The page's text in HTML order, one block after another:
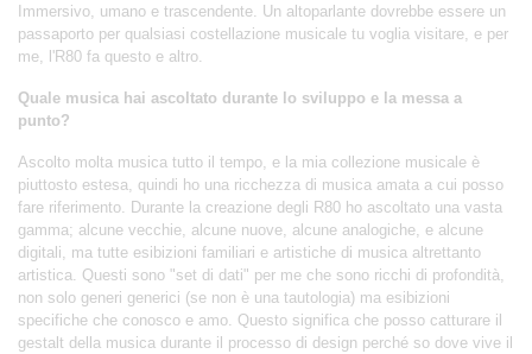
Immersivo, umano e trascendente. Un altoparlante dovrebbe essere un
passaporto per qualsiasi costellazione musicale tu voglia visitare, e per
me, l'R80 fa questo e altro.
Quale musica hai ascoltato durante lo sviluppo e la messa a
punto?
Ascolto molta musica tutto il tempo, e la mia collezione musicale è
piuttosto estesa, quindi ho una ricchezza di musica amata a cui posso
fare riferimento. Durante la creazione degli R80 ho ascoltato una vasta
gamma; alcune vecchie, alcune nuove, alcune analogiche, e alcune
digitali, ma tutte esibizioni familiari e artistiche di musica altrettanto
artistica. Questi sono "set di dati" per me che sono ricchi di profondità,
non solo generi generici (se non è una tautologia) ma esibizioni
specifiche che conosco e amo. Questo significa che posso catturare il
gestalt della musica durante il processo di design perché so dove vive il